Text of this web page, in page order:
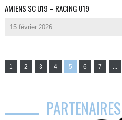
AMIENS SC U19 – RACING U19
15 février 2026
1 2 3 4 5 6 7 ...